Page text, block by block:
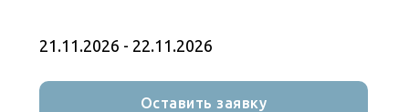
21.11.2026 - 22.11.2026
Оставить заявку
бескрайние леса, красавицу Усьву и конечно